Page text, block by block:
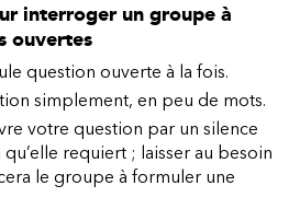
interroger un groupe à
ouvertes
question ouverte à la fois.
simplement, en peu de mots.
votre question par un silence
requiert ; laisser au besoin
le groupe à formuler une